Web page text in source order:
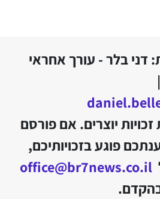
דני בלר - עורך אחראי
052-2394026 |
יוצרים. אם פורסם
פוגע בזכויותיכם,
office@br7news.co.il